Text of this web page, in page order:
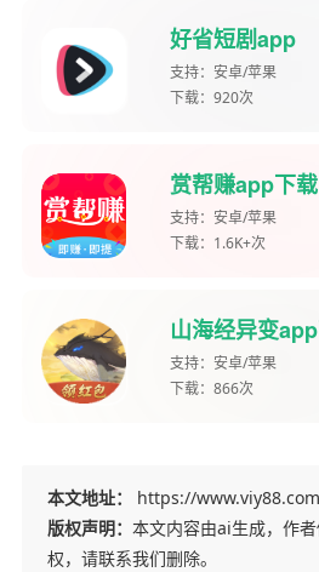
好省短剧app
支持： 安卓/苹果
下载： 920次
赏帮赚app下载
支持： 安卓/苹果
下载： 1.6K+次
山海经异变
支持： 安卓/苹果
下载： 866次
本文地址：
https://
版权声明： 本文内容由ai生成，作
权，请联系我们删除。